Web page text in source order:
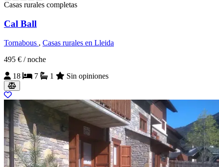
Casas rurales completas
Cal Ball
Tornabous , Casas rurales en Lleida
495 € / noche
18
7 1 Sin opiniones